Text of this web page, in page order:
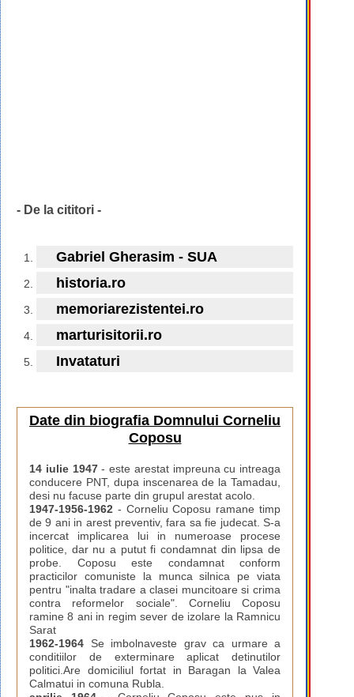
- De la cititori -
Gabriel Gherasim - SUA
historia.ro
memoriarezistentei.ro
marturisitorii.ro
Invataturi
Date din biografia Domnului Corneliu
Coposu
14 iulie 1947- este arestat impreuna cu intreaga
conducere PNT, dupa inscenarea de la Tamadau,
desi nu facuse parte din grupul arestat acolo.
1947-1956-1962 - Corneliu Coposu ramane timp
de 9 ani in arest preventiv, fara sa fie judecat. S-a
incercat implicarea lui in numeroase procese
politice, dar nu a putut fi condamnat din lipsa de
probe. Coposu este condamnat conform
practicilor comuniste la munca silnica pe viata
pentru "inalta tradare a clasei muncitoare si crima
contra reformelor sociale". Corneliu Coposu
ramine 8 ani in regim sever de izolare la Ramnicu
Sarat
1962-1964 Se imbolnaveste grav ca urmare a
conditiilor de exterminare aplicat detinutilor
politici.Are domiciliul fortat in Baragan la Valea
Calmatui in comuna Rubla.